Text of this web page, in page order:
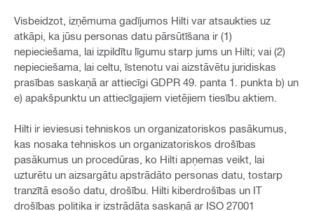
Visbeidzot, izņēmuma gadījumos Hilti var atsaukties uz
atkāpi, ka jūsu personas datu pārsūtīšana ir (1)
nepieciešama, lai izpildītu līgumu starp jums un Hilti; vai (2)
nepieciešama, lai celtu, īstenotu vai aizstāvētu juridiskas
prasības saskaņā ar attiecīgi GDPR 49. panta 1. punkta b) un
e) apakšpunktu un attiecīgajiem vietējiem tiesību aktiem.
Hilti ir ieviesusi tehniskos un organizatoriskos pasākumus,
kas nosaka tehniskos un organizatoriskos drošības
pasākumus un procedūras, ko Hilti apņemas veikt, lai
uzturētu un aizsargātu apstrādāto personas datu, tostarp
tranzītā esošo datu, drošību. Hilti kiberdrošības un IT
drošības politika ir izstrādāta saskaņā ar ISO 27001